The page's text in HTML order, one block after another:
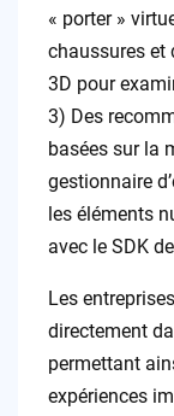
« porter »
chaussures et
3D pour
3) Des
basées sur la
gestionnaire
les éléments
avec le SDK
Les
directement
permettant
expériences